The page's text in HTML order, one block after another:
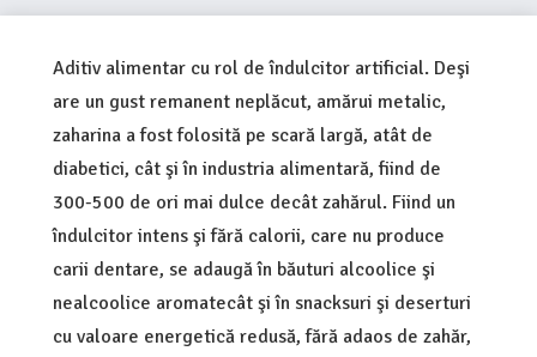
Aditiv alimentar cu rol de îndulcitor artificial. Deşi
are un gust remanent neplăcut, amărui metalic,
zaharina a fost folosită pe scară largă, atât de
diabetici, cât şi în industria alimentară, fiind de
300-500 de ori mai dulce decât zahărul. Fiind un
îndulcitor intens şi fără calorii, care nu produce
carii dentare, se adaugă în băuturi alcoolice şi
nealcoolice aromatecât şi în snacksuri şi deserturi
cu valoare energetică redusă, fără adaos de zahăr,